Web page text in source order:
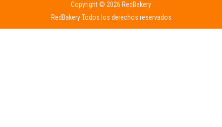
Copyright © 2026 RedBakery
RedBakery Todos los derechos reservados